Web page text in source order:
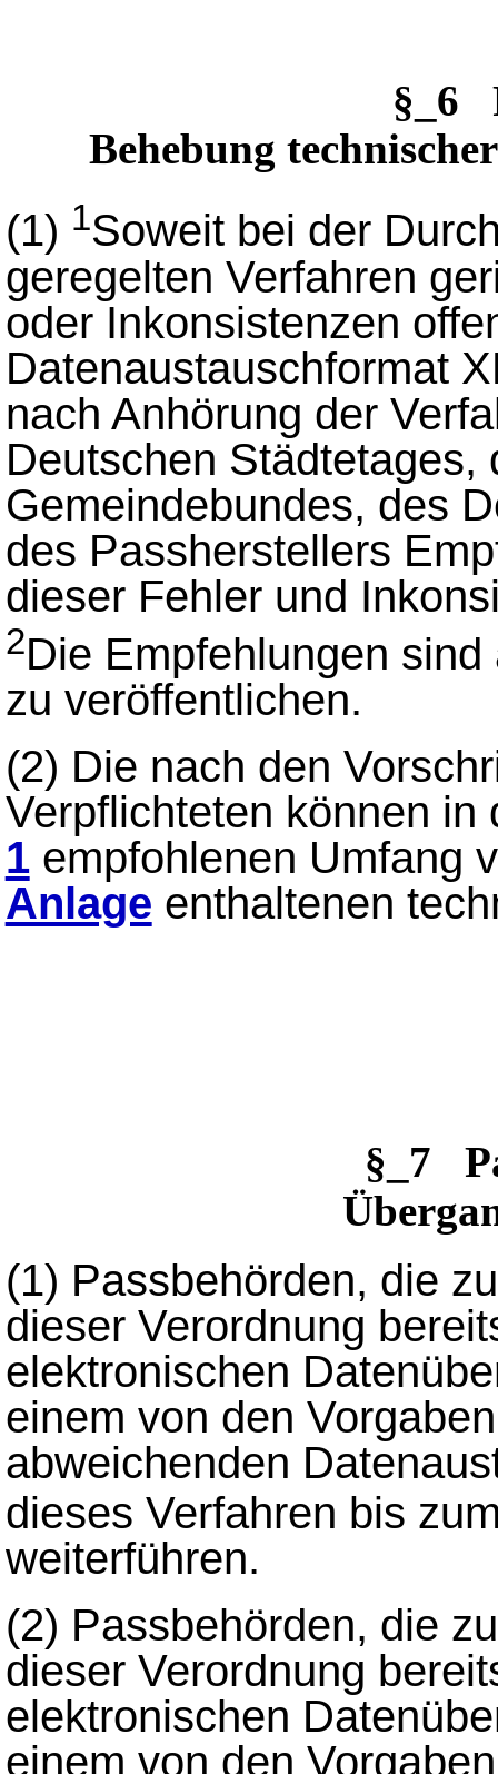
§_6
Behebung
(1) 1Soweit bei der
geregelten Verfahren
oder Inkonsistenzen
Datenaustauschformat
nach Anhörung der
Deutschen
Gemeindebundes, des
des Passherstellers
dieser Fehler und
2Die Empfehlungen
zu veröffentlichen.
(2) Die nach den
Verpflichteten können
1empfohlenen Umfang
Anlage enthaltenen
§_7
(1) Passbehörden, die
dieser Verordnung
elektronischen
einem von den
abweichenden
dieses Verfahren bis
weiterführen.
(2) Passbehörden, die
dieser Verordnung
elektronischen
einem von den